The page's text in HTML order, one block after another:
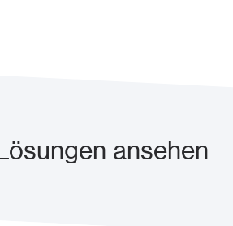
ansehen